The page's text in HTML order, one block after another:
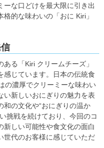
ーな口どけを最大限に引き出
的な味わいの「おに Kiri」
ある「Kiri クリームチーズ」
感じています。日本の伝統食
の濃厚でクリーミーな味わい
い新しいおにぎりの魅力を表
の文化や“おにぎりの温か
挑戦を続けており、今回のコ
新しい可能性や食文化の面白
世代のお客様に感じていただ